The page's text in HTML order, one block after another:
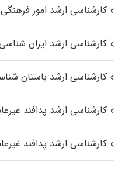
کارشناسی ارشد امور فرهنگی
کارشناسی ارشد ایران
کارشناسی ارشد باستان
کارشناسی ارشد پدافند
کارشناسی ارشد پدافند